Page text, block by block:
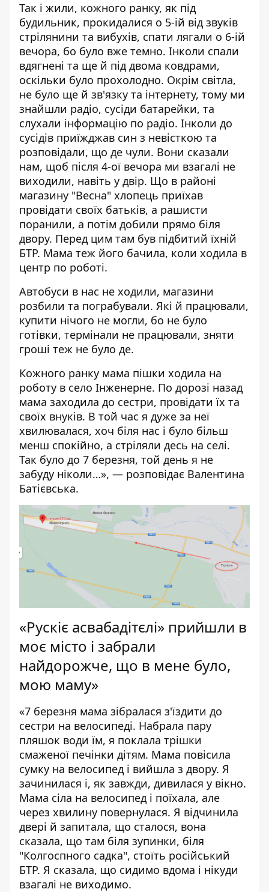
Так і жили, кожного ранку, як під
будильник, прокидалися о 5-ій від звуків
стрілянини та вибухів, спати лягали о 6-ій
вечора, бо було вже темно. Інколи спали
вдягнені та ще й під двома ковдрами,
оскільки було прохолодно. Окрім світла,
не було ще й зв'язку та інтернету, тому ми
знайшли радіо, сусіди батарейки, та
слухали інформацію по радіо. Інколи до
сусідів приїжджав син з невісткою та
розповідали, що де чули. Вони сказали
нам, щоб після 4-ої вечора ми взагалі не
виходили, навіть у двір. Що в районі
магазину "Весна" хлопець приїхав
провідати своїх батьків, а рашисти
поранили, а потім добили прямо біля
двору. Перед цим там був підбитий їхній
БТР. Мама теж його бачила, коли ходила в
центр по роботі.
Автобуси в нас не ходили, магазини
розбили та пограбували. Які й працювали,
купити нічого не могли, бо не було
готівки, термінали не працювали, зняти
гроші теж не було де.
Кожного ранку мама пішки ходила на
роботу в село Інженерне. По дорозі назад
мама заходила до сестри, провідати їх та
своїх внуків. В той час я дуже за неї
хвилювалася, хоч біля нас і було більш
менш спокійно, а стріляли десь на селі.
Так було до 7 березня, той день я не
забуду ніколи…», — розповідає Валентина
Батієвська.
«Рускіє асвабадітєлі» прийшли в
моє місто і забрали
найдорожче, що в мене було,
мою маму»
«7 березня мама зібралася з'їздити до
сестри на велосипеді. Набрала пару
пляшок води їм, я поклала трішки
смаженої печінки дітям. Мама повісила
сумку на велосипед і вийшла з двору. Я
зачинилася і, як завжди, дивилася у вікно.
Мама сіла на велосипед і поїхала, але
через хвилину повернулася. Я відчинила
двері й запитала, що сталося, вона
сказала, що там біля зупинки, біля
"Колгоспного садка", стоїть російський
БТР. Я сказала, що сидимо вдома і нікуди
взагалі не виходимо.